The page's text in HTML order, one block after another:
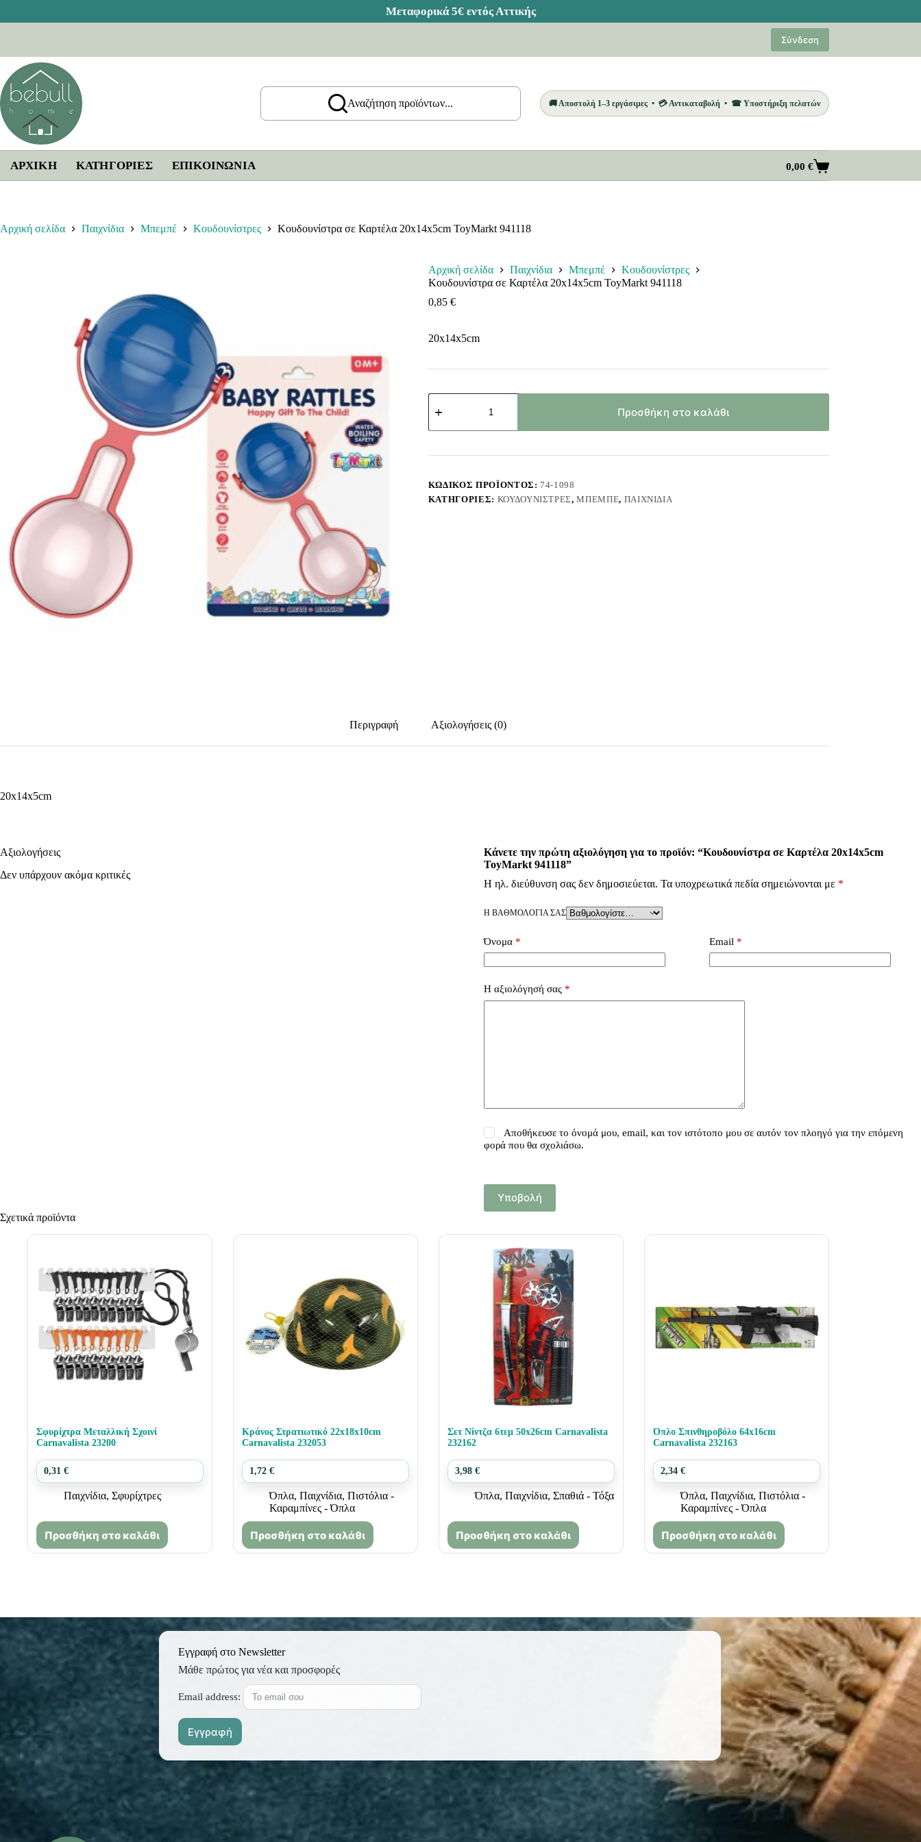
Σύνδεση
Αναζήτηση προϊόντων... 🚚 Αποστολή 1–3 εργάσιμες • 💳 Αντικαταβολή • ☎ Υποστήριξη πελατών
ΑΡΧΙΚΗ ΚΑΤΗΓΟΡΙΕΣ ΕΠΙΚΟΙΝΩΝΊΑ
Καλάθι
Αγορών
0,00 €
Αρχική σελίδα Παιχνίδια Μπεμπέ Κουδουνίστρες Κουδουνίστρα σε Καρτέλα 20x14x5cm ToyMarkt 941118
Αρχική σελίδα Παιχνίδια Μπεμπέ
Κουδουνίστρες
Κουδουνίστρα σε Καρτέλα 20x14x5cm ToyMarkt 941118
0,85 €
20x14x5cm
Κουδουνίστρα
σε
20x14x5cm
941118
Προσθήκη στο καλάθι
ΚΩΔΙΚΌΣ ΠΡΟΪΌΝΤΟΣ:74-1098
ΚΑΤΗΓΟΡΊΕΣ: ΚΟΥΔΟΥΝΊΣΤΡΕΣ,ΜΠΕΜΠΈ, ΠΑΙΧΝΊΔΙΑ
Περιγραφή Αξιολογήσεις (0)
20x14x5cm
Αξιολογήσεις
Δεν υπάρχουν ακόμα κριτικές
Κάνετε την πρώτη αξιολόγηση για το προϊόν: “Κουδουνίστρα σε Καρτέλα 20x14x5cm
ToyMarkt 941118”
Η ηλ. διεύθυνση σας δεν δημοσιεύεται. Τα υποχρεωτικά πεδία σημειώνονται με *
Η ΒΑΘΜΟΛΟΓΊΑ ΣΑΣ
Όνομα* Email *
Η αξιολόγησή σας *
Αποθήκευσε το όνομά μου, email, και τον ιστότοπο μου σε αυτόν τον πλοηγό για την επόμενη
φορά που θα σχολιάσω.
Υποβολή
Σχετικά προϊόντα
Σφυρίχτρα Μεταλλική Σχοινί
Carnavalista 23200
0,31 €
Παιχνίδια, Σφυρίχτρες
Προσθήκη στο καλάθι
Κράνος Στρατιωτικό 22x18x10cm
Carnavalista 232053
1,72 €
Όπλα, Παιχνίδια, Πιστόλια -
Καραμπίνες - Όπλα
Προσθήκη στο καλάθι
Σετ Νίντζα 6τεμ 50x26cm Carnavalista
232162
3,98 €
Όπλα, Παιχνίδια, Σπαθιά - Τόξα
Προσθήκη στο καλάθι
Όπλο Σπινθηροβόλο 64x16cm
Carnavalista 232163
2,34 €
Όπλα, Παιχνίδια, Πιστόλια -
Καραμπίνες - Όπλα
Προσθήκη στο καλάθι
Εγγραφή στο Newsletter
Μάθε πρώτος για νέα και προσφορές
Email address: